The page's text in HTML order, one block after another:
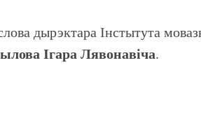
дырэктара Інстытута
Ігара Лявонавіча.